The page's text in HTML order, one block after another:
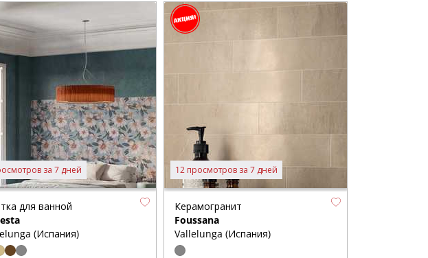
за 7 дней
для ванной
(Испания)
12 просмотров за 7 дней
Керамогранит
Foussana
Vallelunga (Испания)